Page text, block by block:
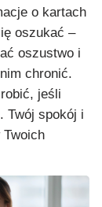
o kartach
oszukać –
oszustwo i
chronić.
jeśli
Twój spokój i